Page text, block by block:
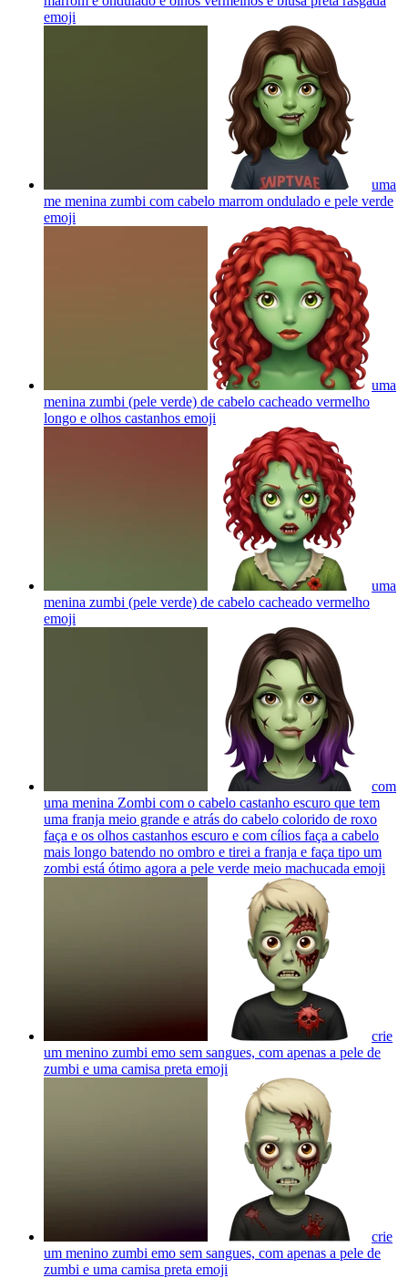
emoji
uma
me menina zumbi com cabelo marrom ondulado e pele verde
emoji
uma
menina zumbi (pele verde) de cabelo cacheado vermelho
longo e olhos castanhos emoji
uma
menina zumbi (pele verde) de cabelo cacheado vermelho
emoji
com
uma menina Zombi com o cabelo castanho escuro que tem
uma franja meio grande e atrás do cabelo colorido de roxo
faça e os olhos castanhos escuro e com cílios faça a cabelo
mais longo batendo no ombro e tirei a franja e faça tipo um
zombi está ótimo agora a pele verde meio machucada emoji
crie
um menino zumbi emo sem sangues, com apenas a pele de
zumbi e uma camisa preta emoji
crie
um menino zumbi emo sem sangues, com apenas a pele de
zumbi e uma camisa preta emoji